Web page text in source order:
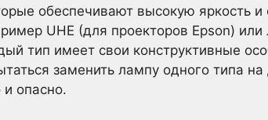
обеспечивают высокую яркость и
UHE (для проекторов Epson)
тип имеет свои конструктивные
заменить лампу одного типа на
опасно.